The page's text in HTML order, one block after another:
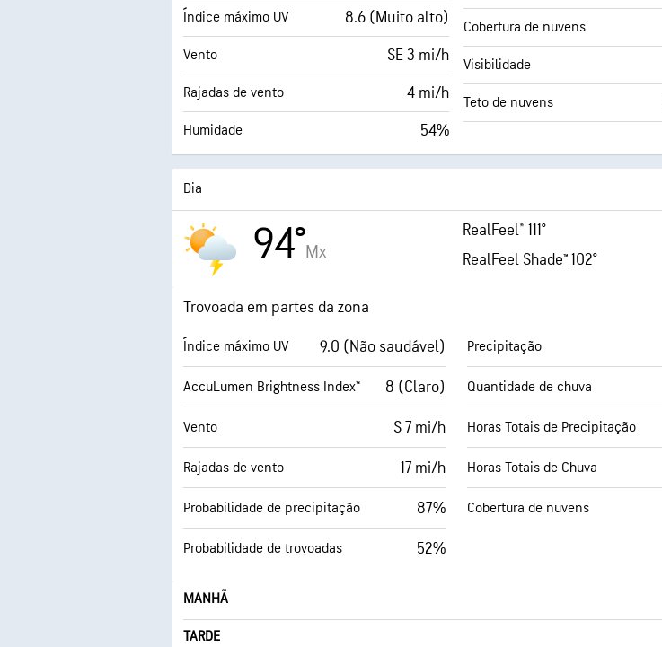
Índice máximo UV 8.6 (Muito alto)
Vento SE 3 mi/h
Rajadas de vento 4 mi/h
Humidade 54%
Cobertura de nuvens
Visibilidade
Teto de nuvens
Dia
94°Mx
RealFeel® 111°
RealFeel Shade™ 102°
Trovoada em partes da zona
Índice máximo UV 9.0 (Não saudável)
AccuLumen Brightness Index™ 8 (Claro)
Vento S 7 mi/h
Rajadas de vento 17 mi/h
Probabilidade de precipitação 87%
Probabilidade de trovoadas 52%
Precipitação
Quantidade de chuva
Horas Totais de Precipitação
Horas Totais de Chuva
Cobertura de nuvens
MANHÃ
TARDE